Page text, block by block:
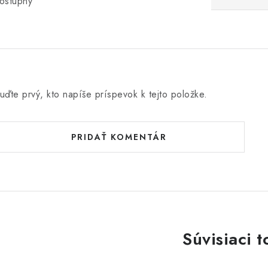
prvý, kto napíše príspevok k tejto položke.
PRIDAŤ KOMENTÁR
Súvisiaci